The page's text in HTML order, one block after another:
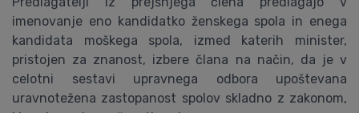
imenovanje eno kandidatko ženskega spola in enega
kandidata moškega spola, izmed katerih minister,
pristojen za znanost, izbere člana na način, da je v
celotni sestavi upravnega odbora upoštevana
uravnotežena zastopanost spolov skladno z zakonom,